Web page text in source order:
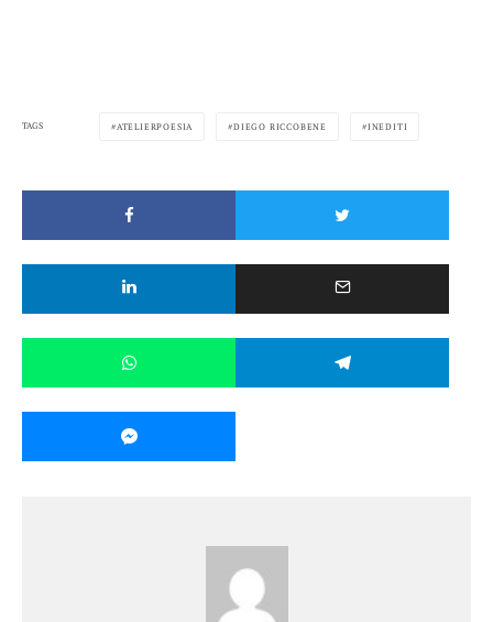
TAGS ATELIERPOESIA DIEGO RICCOBENE INEDITI